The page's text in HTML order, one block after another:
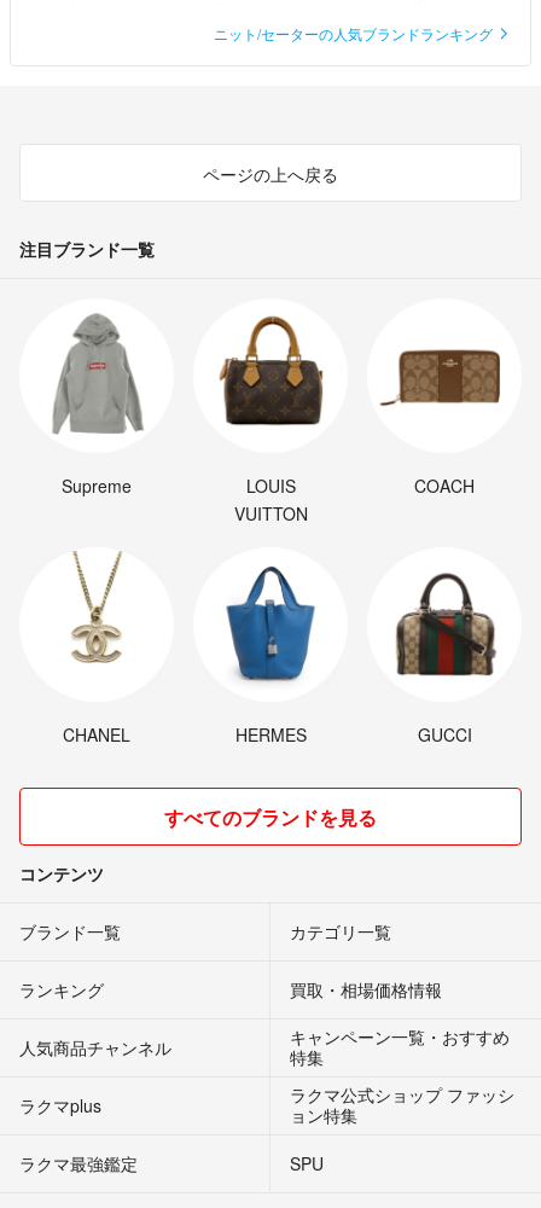
のでご安心くださいませ3☆
⭕️最後までご覧頂きありがとうございました8❗️✨
ニット/セーターの人気ブランドランキング
ページの上へ戻る
注目ブランド一覧
Supreme
LOUIS
VUITTON
COACH
CHANEL HERMES GUCCI
すべてのブランドを見る
コンテンツ
ブランド一覧 カテゴリ一覧
ランキング 買取・相場価格情報
人気商品チャンネル
キャンペーン一覧・おすすめ
特集
ラクマplus
ラクマ公式ショップ ファッシ
ョン特集
ラクマ最強鑑定
SPU